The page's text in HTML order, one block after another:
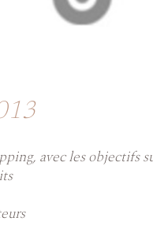
avec les objectifs